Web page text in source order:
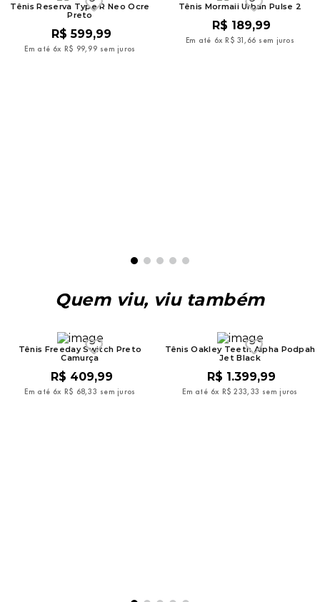
Tênis Reserva Type R Neo Ocre
Preto
R$ 599,99
Em até 6x R$ 99, 99 sem juros
Tênis Mormaii Urban Pulse 2
R$ 189,99
Em até 6x R$ 31 , 66 sem juros
Quem viu, viu também
Tênis Freeday Switch Preto
Camurça
R$ 409,99
Em até 6x R$ 68,33 sem juros
Tênis Oakley Teeth Alpha Podpah
Jet Black
R$ 1.399,99
Em até 6x R$ 233, 33 sem juros